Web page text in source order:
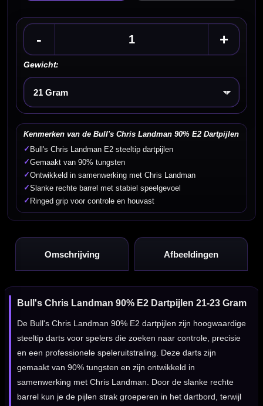
- +
Gewicht:
Kies een optie
Kenmerken van de Bull's Chris Landman 90% E2 Dartpijlen
✓ Bull's Chris Landman E2 steeltip dartpijlen
✓Gemaakt van 90% tungsten
✓Ontwikkeld in samenwerking met Chris Landman
✓Slanke rechte barrel met stabiel speelgevoel
✓ Ringed grip voor controle en houvast
Omschrijving Afbeeldingen
Bull's Chris Landman 90% E2 Dartpijlen 21-23 Gram
De Bull's Chris Landman 90% E2 dartpijlen zijn hoogwaardige
steeltip darts voor spelers die zoeken naar controle, precisie
en een professionele speleruitstraling. Deze darts zijn
gemaakt van 90% tungsten en zijn ontwikkeld in
samenwerking met Chris Landman. Door de slanke rechte
barrel kun je de pijlen strak groeperen in het dartbord, terwijl